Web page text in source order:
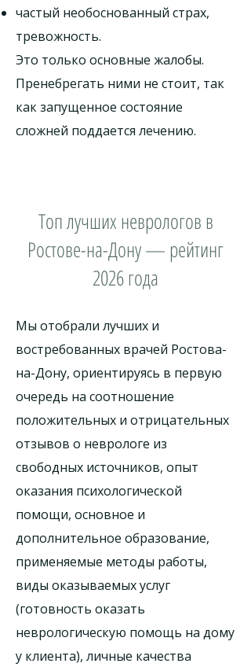
частый необоснованный страх,
тревожность.
Это только основные жалобы.
Пренебрегать ними не стоит, так
как запущенное состояние
сложней поддается лечению.
Топ лучших неврологов в
Ростове-на-Дону — рейтинг
2026 года
Мы отобрали лучших и
востребованных врачей Ростова-
на-Дону, ориентируясь в первую
очередь на соотношение
положительных и отрицательных
отзывов о неврологе из
свободных источников, опыт
оказания психологической
помощи, основное и
дополнительное образование,
применяемые методы работы,
виды оказываемых услуг
(готовность оказать
неврологическую помощь на дому
у клиента), личные качества